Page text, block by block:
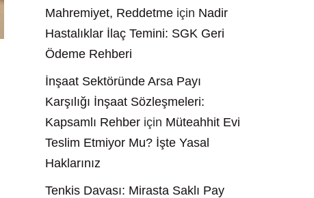
Mahremiyet, Reddetme için Nadir
Hastalıklar İlaç Temini: SGK Geri
Ödeme Rehberi
İnşaat Sektöründe Arsa Payı
Karşılığı İnşaat Sözleşmeleri:
Kapsamlı Rehber için Müteahhit Evi
Teslim Etmiyor Mu? İşte Yasal
Haklarınız
Tenkis Davası: Mirasta Saklı Pay